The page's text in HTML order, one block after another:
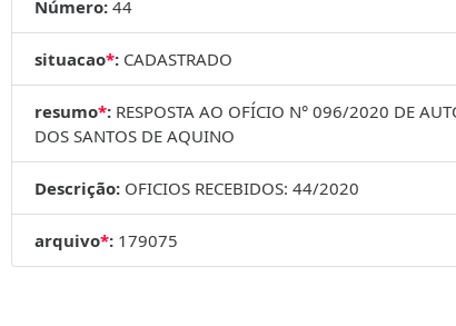
Número: 44
situacao*: CADASTRADO
resumo*: RESPOSTA AO OFÍCIO N° 096/2020 DE
DOS SANTOS DE AQUINO
Descrição: OFICIOS RECEBIDOS: 44/2020
arquivo*: 179075